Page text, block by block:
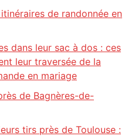
de randonnée en
dans leur sac à dos : ces
leur traversée de la
en mariage
de Bagnères-de-
tirs près de Toulouse :